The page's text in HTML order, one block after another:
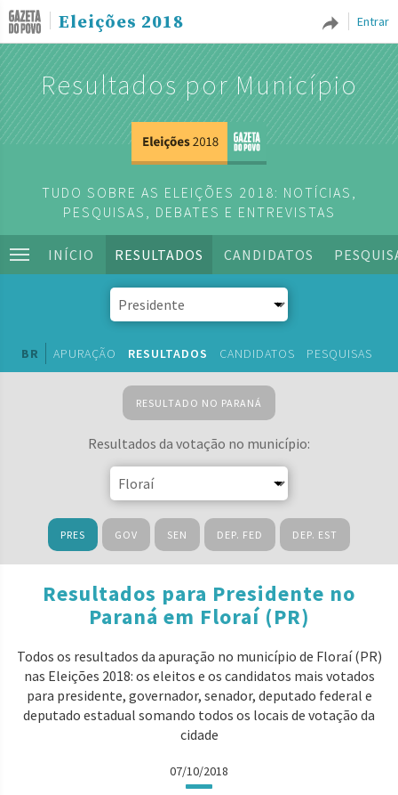
Entrar
Eleições 2018
Resultados por Município
TUDO SOBRE AS ELEIÇÕES 2018: NOTÍCIAS,
PESQUISAS, DEBATES E ENTREVISTAS
INÍCIO RESULTADOS CANDIDATOS
BR APURAÇÃO RESULTADOS CANDIDATOS PESQUISAS
RESULTADO NO PARANÁ
Resultados da votação no município:
PRES GOV SEN DEP. FED DEP. EST
Resultados para Presidente no
Paraná em Floraí (PR)
Todos os resultados da apuração no município de Floraí (PR)
nas Eleições 2018: os eleitos e os candidatos mais votados
para presidente, governador, senador, deputado federal e
deputado estadual somando todos os locais de votação da
cidade
07/10/2018